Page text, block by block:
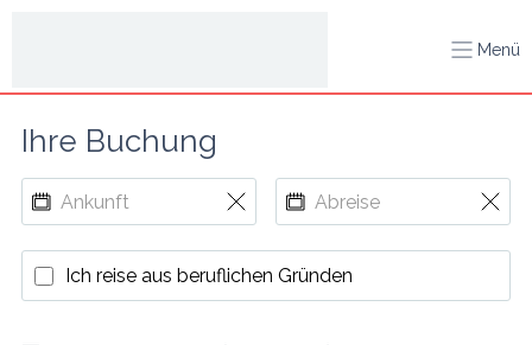
Menü
Ihre Buchung
Ich reise aus beruflichen Gründen